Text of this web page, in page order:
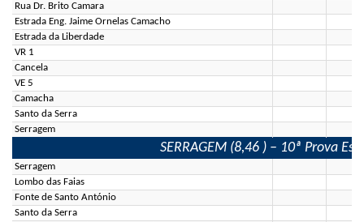
Rua Dr. Brito Camara
Estrada Eng. Jaime Ornelas Camacho
Estrada da Liberdade
VR 1
Cancela
VE 5
Camacha
Santo da Serra
Serragem
SERRAGEM (8,46 ) – 10ª Prova
Serragem
Lombo das Faias
Fonte de Santo António
Santo da Serra